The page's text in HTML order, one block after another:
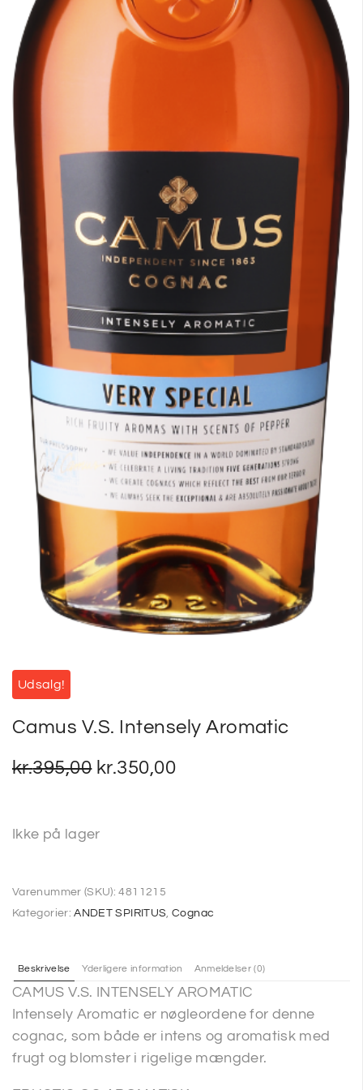
Udsalg!
Camus V.S. Intensely Aromatic
kr.395,00 kr.350,00
Ikke på lager
Varenummer (SKU):4811215
Kategorier:ANDET SPIRITUS,Cognac
Beskrivelse Yderligere information Anmeldelser (0)
CAMUS V.S. INTENSELY AROMATIC
Intensely Aromatic er nøgleordene for denne
cognac, som både er intens og aromatisk med
frugt og blomster i rigelige mængder.